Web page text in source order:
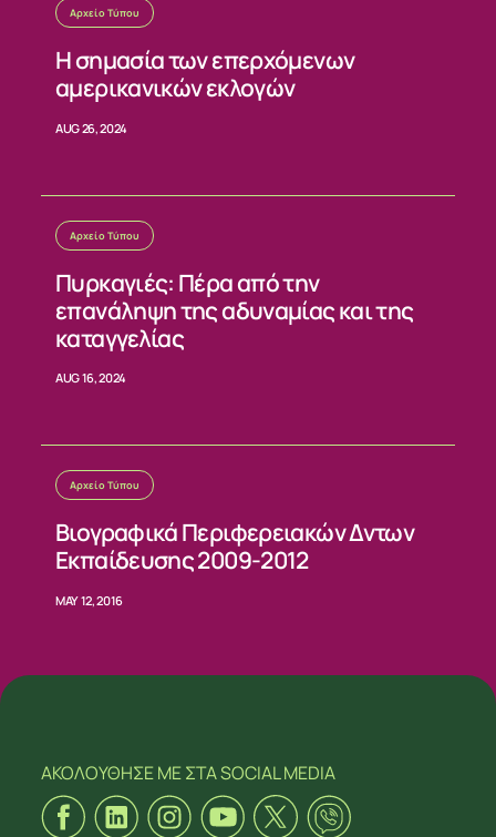
ΕΠΙΚΟΙΝΩΝΙΑ
Αρχείο Τύπου
Η σημασία των επερχόμενων
αμερικανικών εκλογών
AUG 26, 2024
Αρχείο Τύπου
Πυρκαγιές: Πέρα από την
επανάληψη της αδυναμίας και της
καταγγελίας
AUG 16, 2024
Αρχείο Τύπου
Βιογραφικά Περιφερειακών Δντων
Εκπαίδευσης 2009-2012
MAY 12, 2016
ΑΚΟΛΟΥΘΗΣΕ ΜΕΣΤΑ SOCIAL MEDIA